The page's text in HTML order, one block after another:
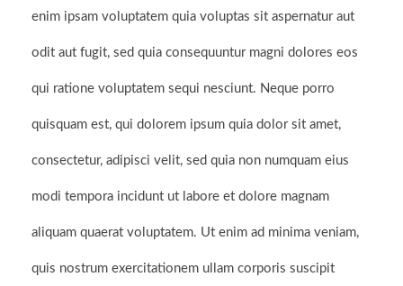
enim ipsam voluptatem quia voluptas sit aspernatur aut
odit aut fugit, sed quia consequuntur magni dolores eos
qui ratione voluptatem sequi nesciunt. Neque porro
quisquam est, qui dolorem ipsum quia dolor sit amet,
consectetur, adipisci velit, sed quia non numquam eius
modi tempora incidunt ut labore et dolore magnam
aliquam quaerat voluptatem. Ut enim ad minima veniam,
quis nostrum exercitationem ullam corporis suscipit